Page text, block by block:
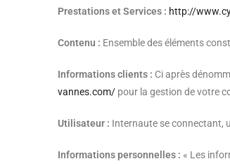
Prestations et Services : http://
Contenu : Ensemble des éléments
Informations clients : Ci après
vannes.com/ pour la gestion de votre
Utilisateur : Internaute se connectant,
Informations personnelles : « Les